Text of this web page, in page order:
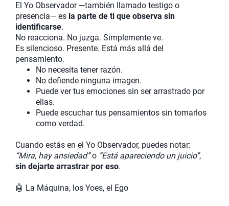
El Yo Observador —también llamado testigo o
presencia— es la parte de ti que observa sin
identificarse.
No reacciona. No juzga. Simplemente ve.
Es silencioso. Presente. Está más allá del
pensamiento.
No necesita tener razón.
No defiende ninguna imagen.
Puede ver tus emociones sin ser arrastrado por
ellas.
Puede escuchar tus pensamientos sin tomarlos
como verdad.
Cuando estás en el Yo Observador, puedes notar:
“Mira, hay ansiedad”o “Está apareciendo un juicio”,
sin dejarte arrastrar por eso.
🤖 La Máquina, los Yoes, el Ego